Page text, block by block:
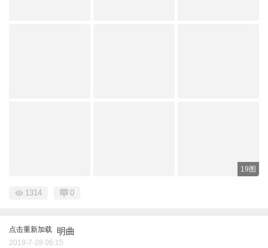
19图
1314 0
点击重新加载 明曲
2019-7-28 06:15